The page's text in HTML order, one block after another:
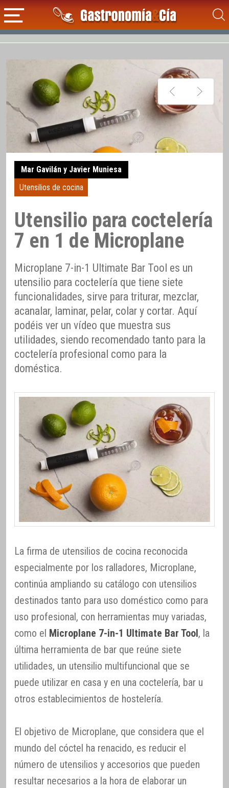
Mar Gavilán y Javier Muniesa
Utensilios de cocina
Utensilio para coctelería
7 en 1 de Microplane
Microplane 7-in-1 Ultimate Bar Tool es un
utensilio para coctelería que tiene siete
funcionalidades, sirve para triturar, mezclar,
acanalar, laminar, pelar, colar y cortar. Aquí
podéis ver un vídeo que muestra sus
utilidades, siendo recomendado tanto para la
coctelería profesional como para la
doméstica.
La firma de utensilios de cocina reconocida
especialmente por los ralladores, Microplane,
continúa ampliando su catálogo con utensilios
destinados tanto para uso doméstico como para
uso profesional, con herramientas muy variadas,
como el Microplane 7-in-1 Ultimate Bar Tool, la
última herramienta de bar que reúne siete
utilidades, un utensilio multifuncional que se
puede utilizar en casa y en una coctelería, bar u
otros establecimientos de hostelería.
El objetivo de Microplane, que considera que el
mundo del cóctel ha renacido, es reducir el
número de utensilios y accesorios que pueden
resultar necesarios a la hora de elaborar un